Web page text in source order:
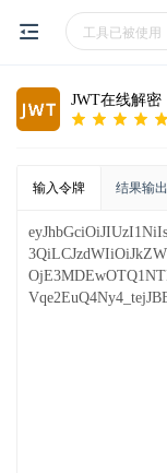
工具已被使用
JWT在线解密
输入令牌 结果输出